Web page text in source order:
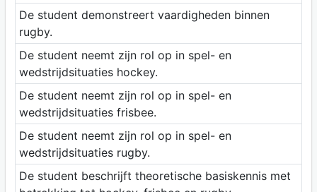
De student demonstreert vaardigheden binnen
rugby.
De student neemt zijn rol op in spel- en
wedstrijdsituaties hockey.
De student neemt zijn rol op in spel- en
wedstrijdsituaties frisbee.
De student neemt zijn rol op in spel- en
wedstrijdsituaties rugby.
De student beschrijft theoretische basiskennis met